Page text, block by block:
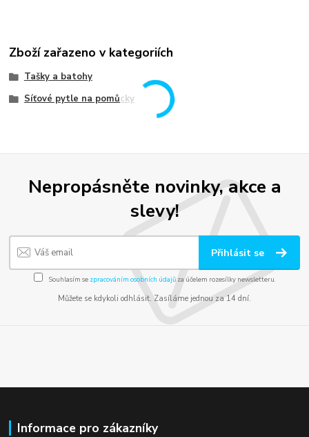
Zboží zařazeno v kategoriích
Tašky a batohy
Síťové pytle na pomůcky
Nepropásněte novinky, akce a
slevy!
Přihlásit se
Souhlasím se zpracováním osobních údajůza účelem rozesílky newsletteru.
Můžete se kdykoli odhlásit. Zasíláme jednou za 14 dní.
Informace pro zákazníky